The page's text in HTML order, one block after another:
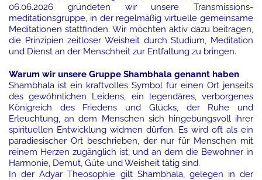
06.06.2026 gründeten wir unsere Transmissions-
meditationsgruppe, in der regelmäßig virtuelle gemeinsame
Meditationen stattfinden. Wir möchten aktiv dazu beitragen,
die Prinzipien zeitloser Weisheit durch Studium, Meditation
und Dienst an der Menschheit zur Entfaltung zu bringen.
Warum wir unsere Gruppe Shambhala genannt haben
Shambhala ist ein kraftvolles Symbol für einen Ort jenseits
des gewöhnlichen Leidens, ein legendäres, verborgenes
Königreich des Friedens und Glücks, der Ruhe und
Erleuchtung, an dem Menschen sich hingebungsvoll ihrer
spirituellen Entwicklung widmen dürfen. Es wird oft als ein
paradiesischer Ort beschrieben, der nur für Menschen mit
reinem Herzen zugänglich ist, und an dem die Bewohner in
Harmonie, Demut, Güte und Weisheit tätig sind.
In der Adyar Theosophie gilt Shambhala, gelegen in der